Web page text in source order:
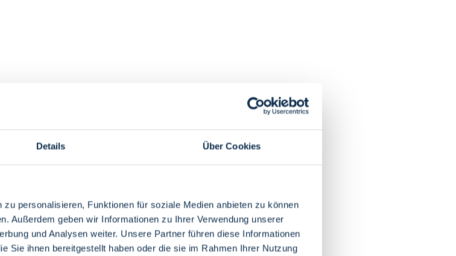
Details Über Cookies
personalisieren, Funktionen für soziale Medien anbieten zu können
Außerdem geben wir Informationen zu Ihrer Verwendung unserer
und Analysen weiter. Unsere Partner führen diese Informationen
Sie ihnen bereitgestellt haben oder die sie im Rahmen Ihrer Nutzung